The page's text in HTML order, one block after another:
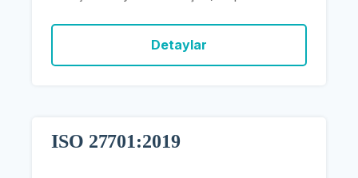
Detaylar
ISO 27701:2019